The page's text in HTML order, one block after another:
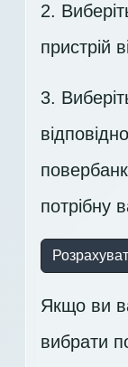
2.
пристрій
3.
потрібну
Якщо ви
вибрати